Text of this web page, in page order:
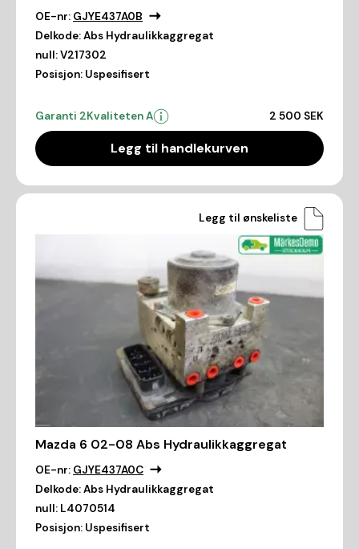
OE-nr: GJYE437A0B
Delkode:Abs Hydraulikkaggregat
null:V217302
Posisjon: Uspesifisert
Garanti 2Kvaliteten A 2 500 SEK
Legg til handlekurven
Legg til ønskeliste
Mazda 6 02-08 Abs Hydraulikkaggregat
OE-nr: GJYE437A0C
Delkode:Abs Hydraulikkaggregat
null: L4070514
Posisjon: Uspesifisert